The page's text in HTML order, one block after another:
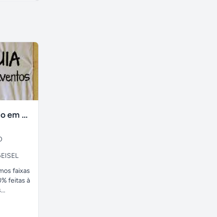
faixas no tecido em ate 24H
faixas
feitas à